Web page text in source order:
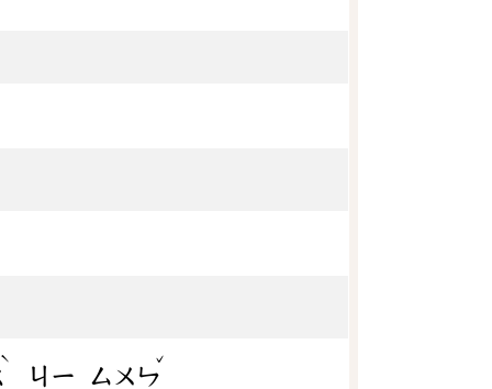
ˋ
ㄐㄧ ㄙㄨㄣ
ˇ